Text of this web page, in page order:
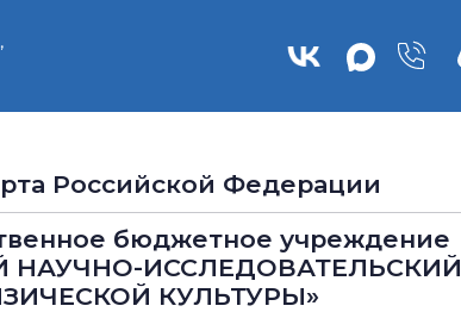
Российской Федерации
бюджетное учреждение
НАУЧНО-ИССЛЕДОВАТЕЛЬСКИЙ
КУЛЬТУРЫ»